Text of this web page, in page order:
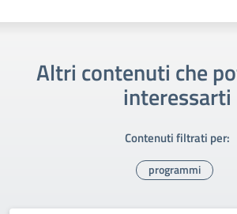
Altri contenuti che
interessarti
Contenuti filtrati per:
programmi